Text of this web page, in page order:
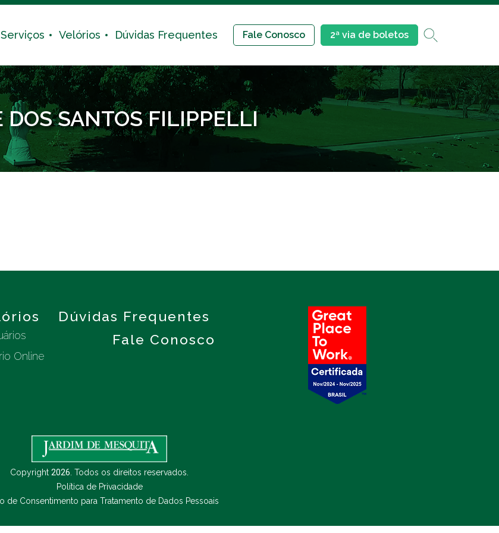
Serviços Velórios Dúvidas Frequentes Fale Conosco 2ª via de boletos
DOS SANTOS FILIPPELLI
Online
Dúvidas Frequentes
Fale Conosco
Copyright 2026 . Todos os direitos reservados.
Política de Privacidade
de Consentimento para Tratamento de Dados Pessoais